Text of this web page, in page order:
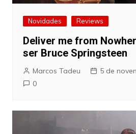
Novidades Reviews
Deliver me from
ser Bruce Springsteen
Marcos Tadeu
5 de
0